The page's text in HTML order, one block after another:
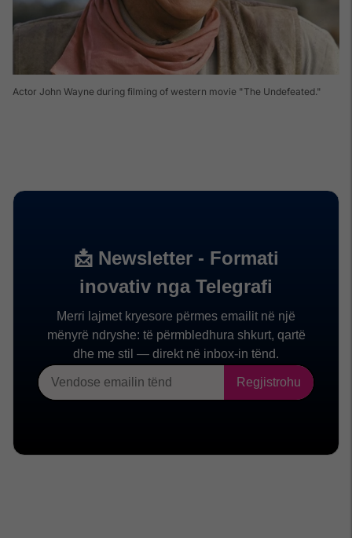
Actor John Wayne during filming of western movie "The Undefeated."